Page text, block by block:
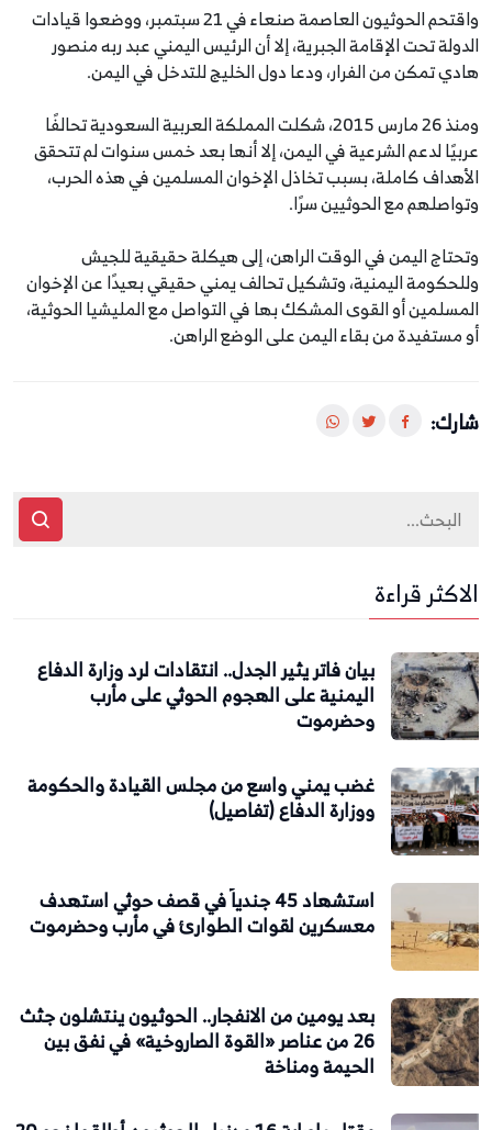
واقتحم الحوثيون العاصمة صنعاء في 21 سبتمبر، ووضعوا قيادات
الدولة تحت الإقامة الجبرية، إلا أن الرئيس اليمني عبد ربه منصور
هادي تمكن من الفرار، ودعا دول الخليج للتدخل في اليمن.
ومنذ 26 مارس 2015، شكلت المملكة العربية السعودية تحالفًا
عربيًا لدعم الشرعية في اليمن، إلا أنها بعد خمس سنوات لم تتحقق
الأهداف كاملة، بسبب تخاذل الإخوان المسلمين في هذه الحرب،
وتواصلهم مع الحوثيين سرًا.
وتحتاج اليمن في الوقت الراهن، إلى هيكلة حقيقية للجيش
وللحكومة اليمنية، وتشكيل تحالف يمني حقيقي بعيدًا عن الإخوان
المسلمين أو القوى المشكك بها في التواصل مع المليشيا الحوثية،
أو مستفيدة من بقاء اليمن على الوضع الراهن.
شارك:
الاكثر قراءة
بيان فاتر يثير الجدل.. انتقادات لرد وزارة الدفاع
اليمنية على الهجوم الحوثي على مأرب
وحضرموت
غضب يمني واسع من مجلس القيادة والحكومة
ووزارة الدفاع (تفاصيل)
استشهاد 45 جندياً في قصف حوثي استهدف
معسكرين لقوات الطوارئ في مأرب وحضرموت
بعد يومين من الانفجار.. الحوثيون ينتشلون جثث
26 من عناصر «القوة الصاروخية» في نفق بين
الحيمة ومناخة